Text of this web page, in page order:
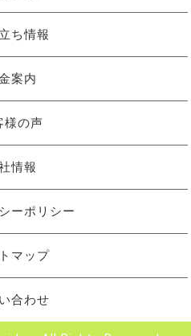
ち情報
案内
様の声
情報
ーポリシー
マップ
合わせ